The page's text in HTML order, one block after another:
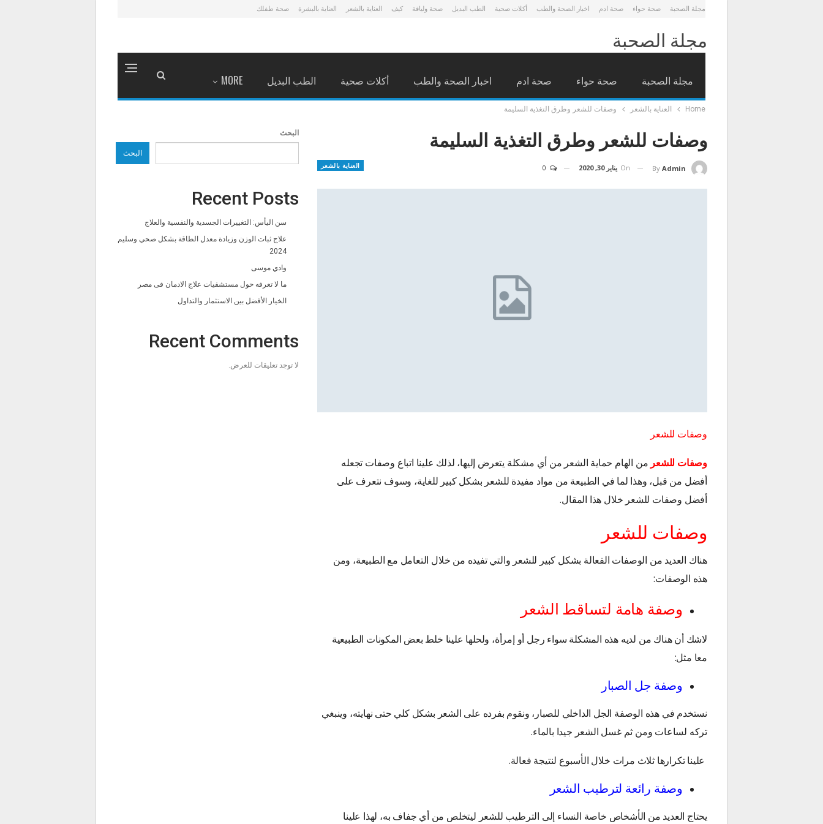
مجلة الصحبة صحة حواء صحة ادم اخبار الصحة والطب أكلات صحية الطب البديل صحة ولياقة كيف العناية بالشعر العناية بالبشرة صحة طفلك
مجلة الصحبة
مجلة الصحبة صحة حواء صحة ادم اخبار الصحة والطب أكلات صحية الطب البديل MORE
Home العناية بالشعر وصفات للشعر وطرق التغذية السليمة
وصفات للشعر وطرق التغذية السليمة
العناية بالشعر By Admin
On يناير 30, 2020
وصفات للشعر
وصفات للشعر من الهام حماية الشعر من أي مشكلة يتعرض إليها، لذلك علينا اتباع وصفات تجعله
أفضل من قبل، وهذا لما في الطبيعة من مواد مفيدة للشعر بشكل كبير للغاية، وسوف نتعرف على
أفضل وصفات للشعر خلال هذا المقال.
وصفات للشعر
هناك العديد من الوصفات الفعالة بشكل كبير للشعر والتي تفيده من خلال التعامل مع الطبيعة، ومن
هذه الوصفات:
وصفة هامة لتساقط الشعر
لاشك أن هناك من لديه هذه المشكلة سواء رجل أو إمرأة، ولحلها علينا خلط بعض المكونات الطبيعية
معا مثل:
وصفة جل الصبار
نستخدم في هذه الوصفة الجل الداخلي للصبار، ونقوم بفرده على الشعر بشكل كلي حتى نهايته، وينبغي
تركه لساعات ومن ثم غسل الشعر جيدا بالماء.
علينا تكرارها ثلاث مرات خلال الأسبوع لنتيجة فعالة.
وصفة رائعة لترطيب الشعر
يحتاج العديد من الأشخاص خاصة النساء إلى الترطيب للشعر ليتخلص من أي جفاف به، لهذا علينا
البحث
البحث
Recent Posts
سن اليأس: التغييرات الجسدية والنفسية والعلاج
علاج ثبات الوزن وزيادة معدل الطاقة بشكل صحي وسليم
2024
وادي موسى
ما لا تعرفه حول مستشفيات علاج الادمان فى مصر
الخيار الأفضل بين الاستثمار والتداول
Recent Comments
لا توجد تعليقات للعرض.